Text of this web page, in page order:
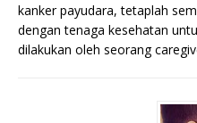
kanker payudara, tetaplah
dengan tenaga kesehatan
dilakukan oleh seorang